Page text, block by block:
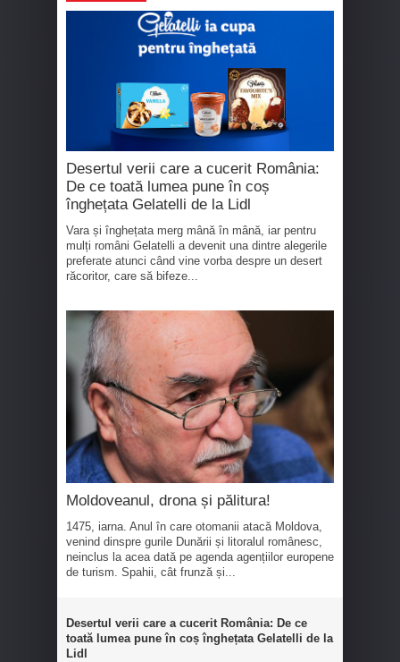
Desertul verii care a cucerit România:
De ce toată lumea pune în coș
înghețata Gelatelli de la Lidl
Vara și înghețata merg mână în mână, iar pentru
mulți români Gelatelli a devenit una dintre alegerile
preferate atunci când vine vorba despre un desert
răcoritor, care să bifeze...
Moldoveanul, drona și pălitura!
1475, iarna. Anul în care otomanii atacă Moldova,
venind dinspre gurile Dunării și litoralul românesc,
neinclus la acea dată pe agenda agențiilor europene
de turism. Spahii, cât frunză și...
Desertul verii care a cucerit România: De ce
toată lumea pune în coș înghețata Gelatelli de la
Lidl